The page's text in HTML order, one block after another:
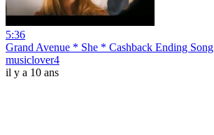
5:36
Grand Avenue * She * Cashback Ending Song
musiclover4
il y a 10 ans